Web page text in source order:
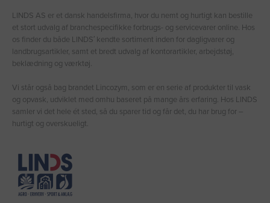
LINDS AS er et dansk handelsfirma, hvor du nemt og hurtigt kan bestille
et stort udvalg af branchespecifikke forbrugs- og servicevarer online. Hos
os finder du både LINDS′ kendte sortiment inden for dagligvarer og
landbrugsartikler, samt et bredt udvalg af kontorartikler, arbejdstøj,
beklædning og værktøj.
Vi står også bag brandet Lincozym, som er en serie af produkter til vask
og opvask, udviklet med omhu baseret på mange års erfaring. Hos LINDS
samler vi det hele ét sted, så du sparer tid og får det, du har brug for –
hurtigt og overskueligt.